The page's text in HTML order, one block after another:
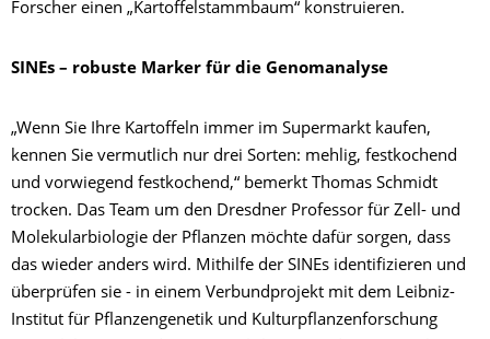
Forscher einen „Kartoffelstammbaum“ konstruieren.
SINEs – robuste Marker für die Genomanalyse
„Wenn Sie Ihre Kartoffeln immer im Supermarkt kaufen,
kennen Sie vermutlich nur drei Sorten: mehlig, festkochend
und vorwiegend festkochend,“ bemerkt Thomas Schmidt
trocken. Das Team um den Dresdner Professor für Zell- und
Molekularbiologie der Pflanzen möchte dafür sorgen, dass
das wieder anders wird. Mithilfe der SINEs identifizieren und
überprüfen sie - in einem Verbundprojekt mit dem Leibniz-
Institut für Pflanzengenetik und Kulturpflanzenforschung